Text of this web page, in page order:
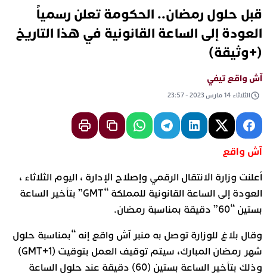
قبل حلول رمضان.. الحكومة تعلن رسمياً
العودة إلى الساعة القانونية في هذا التاريخ
(+وثيقة)
آش واقع تيفي
الثلاثاء 14 مارس 2023 - 23:57
آش واقع
أعلنت وزارة الانتقال الرقمي وإصلاح الإدارة ، اليوم الثلاثاء ،
العودة إلى الساعة القانونية للمملكة “GMT” بتأخير الساعة
بستين “60” دقيقة بمناسبة رمضان.
وقال بلاغ للوزارة توصل به منبر آش واقع إنه “بمناسبة حلول
شهر رمضان المبارك، سيتم توقيف العمل بتوقيت (1+GMT)
وذلك بتأخير الساعة بستين (60) دقيقة عند حلول الساعة